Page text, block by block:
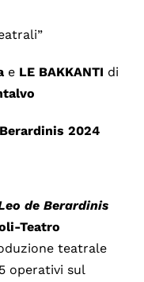
e LE BAKKANTI di
2024
de Berardinis
Teatro
teatrale
operativi sul